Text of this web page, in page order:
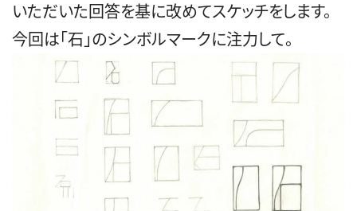
いただいた回答を基に改めてスケッチをします。
今回は「石」のシンボルマークに注力して。